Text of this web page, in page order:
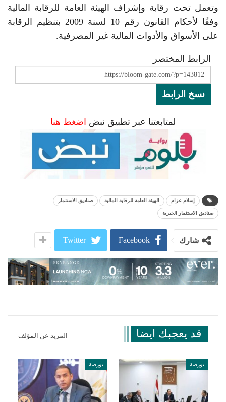
وتعمل تحت رقابة وإشراف الهيئة العامة للرقابة المالية
وفقًا لأحكام القانون رقم 10 لسنة 2009 بتنظيم الرقابة
على الأسواق والأدوات المالية غير المصرفية.
الرابط المختصر
نسخ الرابط
لمتابعتنا عبر تطبيق نبض اضغط هنا
إسلام عزام الهيئة العامة للرقابة المالية صناديق الاستثمار
صناديق الاستثمار الخيرية
شارك Facebook
Twitter
قد يعجبك ايضا المزيد عن المؤلف
بورصة بورصة